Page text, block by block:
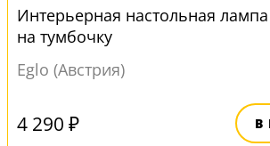
Интерьерная настольная
на тумбочку
Eglo (Австрия)
4 290 ₽ В